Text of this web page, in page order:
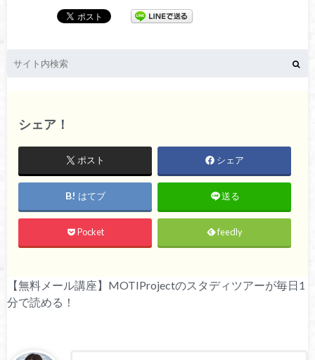
シェア！
ポスト シェア
はてブ 送る
Pocket feedly
【無料メール講座】MOTIProjectのスタディツアーが毎日1
分で読める！